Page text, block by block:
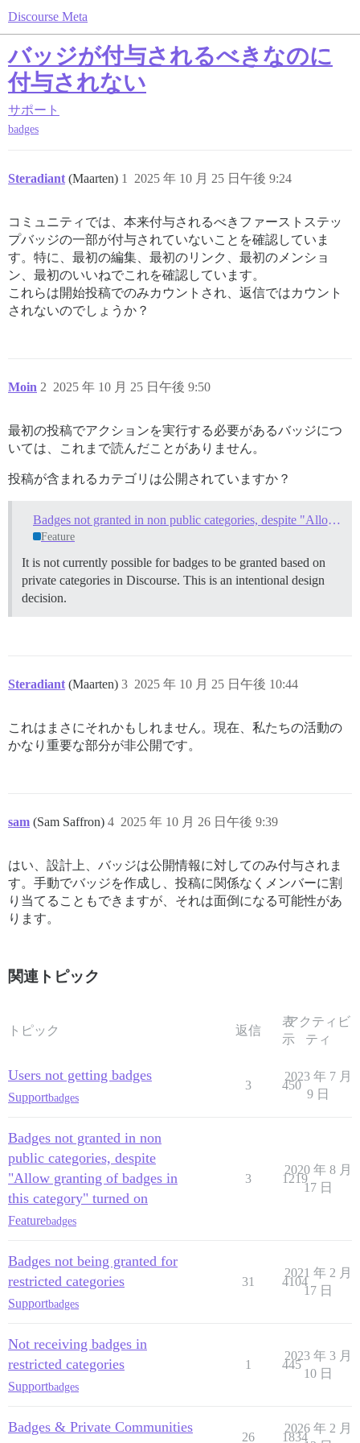
Discourse Meta
バッジが付与されるべきなのに
付与されない
サポート
badges
Steradiant (Maarten) 2025 年 10 月 25 日午後 9:24
1
コミュニティでは、本来付与されるべきファーストステッ
プバッジの一部が付与されていないことを確認していま
す。特に、最初の編集、最初のリンク、最初のメンショ
ン、最初のいいねでこれを確認しています。
これらは開始投稿でのみカウントされ、返信ではカウント
されないのでしょうか？
Moin 2025 年 10 月 25 日午後 9:50
2
最初の投稿でアクションを実行する必要があるバッジにつ
いては、これまで読んだことがありません。
投稿が含まれるカテゴリは公開されていますか？
Badges not granted in non public categories, despite "Allow granting of badges in this category" turned on
Feature
It is not currently possible for badges to be granted based on
private categories in Discourse. This is an intentional design
decision.
Steradiant (Maarten) 2025 年 10 月 25 日午後 10:44
3
これはまさにそれかもしれません。現在、私たちの活動の
かなり重要な部分が非公開です。
sam (Sam Saffron) 2025 年 10 月 26 日午後 9:39
4
はい、設計上、バッジは公開情報に対してのみ付与されま
す。手動でバッジを作成し、投稿に関係なくメンバーに割
り当てることもできますが、それは面倒になる可能性があ
ります。
関連トピック
トピック 返信
表
示
アクティビ
ティ
Users not getting badges
Supportbadges
3 450
2023 年 7 月
9 日
Badges not granted in non
public categories, despite
"Allow granting of badges in
this category" turned on
Featurebadges
3 1219
2020 年 8 月
17 日
Badges not being granted for
restricted categories
Supportbadges
31 4104
2021 年 2 月
17 日
Not receiving badges in
restricted categories
Supportbadges
1 445
2023 年 3 月
10 日
Badges & Private Communities
26 1834
2026 年 2 月